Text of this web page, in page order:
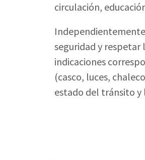
circulación,
seguridad y respetar
indicaciones
(casco, luces,
estado del tránsito y